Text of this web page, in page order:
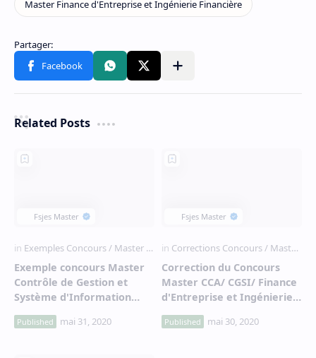
Related Posts
Exemple concours Master
Contrôle de Gestion et
Système d'Information
(CGSI) et Finance
d'Entreprise et Ingénierie
Correction du Concours
Master CCA/ CGSI/ Finance
d'Entreprise et Ingénierie
Financière 2017-2018 - Fsjes
Ibn Zohr Agadir